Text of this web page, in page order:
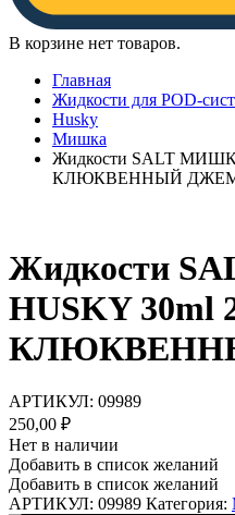
В корзине нет товаров.
Главная
Жидкости для POD-
Husky
Мишка
Жидкости SALT
КЛЮКВЕННЫЙ
Жидкости
HUSKY 30ml
АРТИКУЛ: 09989
250,00 ₽
Нет в наличии
Добавить в список желаний
Добавить в список желаний
АРТИКУЛ: 09989 Категория: